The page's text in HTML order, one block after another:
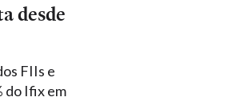
desde
FIIs e
do Ifix em